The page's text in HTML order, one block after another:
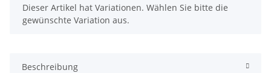
x
Dieser Artikel hat Variationen. Wählen Sie bitte die
gewünschte Variation aus.
Beschreibung